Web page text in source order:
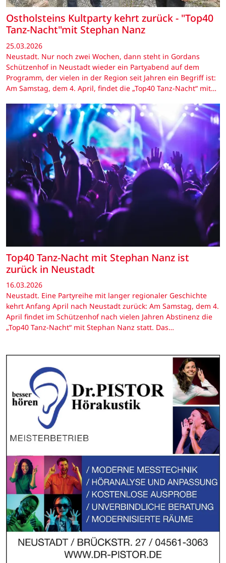
Ostholsteins Kultparty kehrt zurück - "Top40
Tanz-Nacht"mit Stephan Nanz
25.03.2026
Neustadt. Nur noch zwei Wochen, dann steht in Gordans
Schützenhof in Neustadt wieder ein Partyabend auf dem
Programm, der vielen in der Region seit Jahren ein Begriff ist:
Am Samstag, dem 4. April, findet die „Top40 Tanz-Nacht“ mit…
Top40 Tanz-Nacht mit Stephan Nanz ist
zurück in Neustadt
16.03.2026
Neustadt. Eine Partyreihe mit langer regionaler Geschichte
kehrt Anfang April nach Neustadt zurück: Am Samstag, dem 4.
April findet im Schützenhof nach vielen Jahren Abstinenz die
„Top40 Tanz-Nacht“ mit Stephan Nanz statt. Das…